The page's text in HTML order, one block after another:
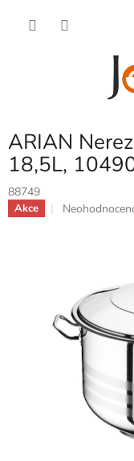
ARIAN
18,5L,
88749
Akce
Průměrné
hvězdiček.